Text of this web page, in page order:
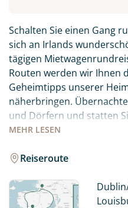
MEHR LESEN
Schalten Sie einen Gang
sich an Irlands
tägigen
Routen werden wir Ihnen
Geheimtipps unserer
näherbringen.
und Dörfern und statten
Moher einen Besuch ab.
des Wild Atlantic Way
Fahrt durch Connemara
erleben. Wir haben die
Reiseroute